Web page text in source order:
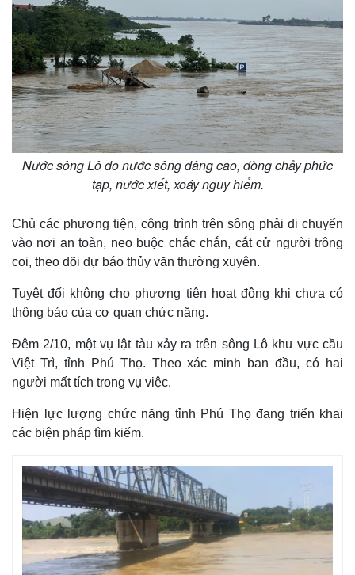
Thế giới
Quan sát
Cuộc sống đó đây
Hồ sơ
Multimedia
Video
Infographic
Nước sông Lô do nước sông dâng cao, dòng chảy phức
tạp, nước xiết, xoáy nguy hiểm.
Chủ các phương tiện, công trình trên sông phải di chuyển
vào nơi an toàn, neo buộc chắc chắn, cắt cử người trông
coi, theo dõi dự báo thủy văn thường xuyên.
Tuyệt đối không cho phương tiện hoạt động khi chưa có
thông báo của cơ quan chức năng.
Đêm 2/10, một vụ lật tàu xảy ra trên sông Lô khu vực cầu
Việt Trì, tỉnh Phú Thọ. Theo xác minh ban đầu, có hai
người mất tích trong vụ việc.
Hiện lực lượng chức năng tỉnh Phú Thọ đang triển khai
các biện pháp tìm kiếm.